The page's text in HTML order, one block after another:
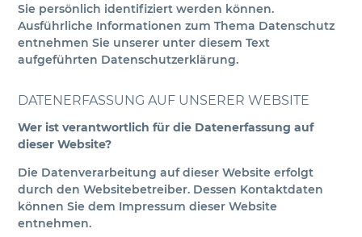
Sie persönlich identifiziert werden können.
Ausführliche Informationen zum Thema Datenschutz
entnehmen Sie unserer unter diesem Text
aufgeführten Datenschutzerklärung.
DATENERFASSUNG AUF UNSERER WEBSITE
Wer ist verantwortlich für die Datenerfassung auf
dieser Website?
Die Datenverarbeitung auf dieser Website erfolgt
durch den Websitebetreiber. Dessen Kontaktdaten
können Sie dem Impressum dieser Website
entnehmen.